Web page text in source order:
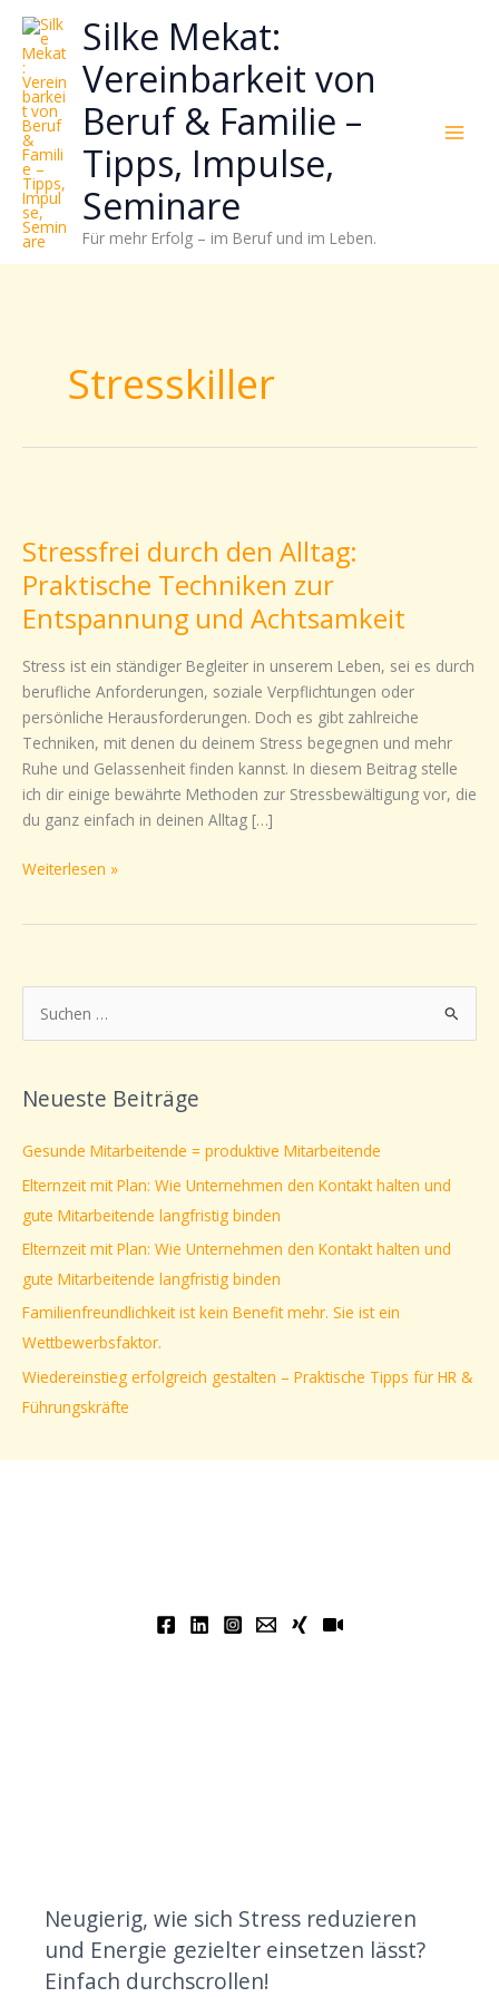
Zum
Inhalt
springen
Silke Mekat:
Vereinbarkeit von
Beruf & Familie –
Tipps, Impulse,
Seminare
Für mehr Erfolg – im Beruf und im Leben.
Stresskiller
Stressfrei durch den Alltag:
Praktische Techniken zur
Entspannung und Achtsamkeit
Stress ist ein ständiger Begleiter in unserem Leben, sei es durch
berufliche Anforderungen, soziale Verpflichtungen oder
persönliche Herausforderungen. Doch es gibt zahlreiche
Techniken, mit denen du deinem Stress begegnen und mehr
Ruhe und Gelassenheit finden kannst. In diesem Beitrag stelle
ich dir einige bewährte Methoden zur Stressbewältigung vor, die
du ganz einfach in deinen Alltag […]
den
Alltag:
Praktische
Techniken
Entspannung
und
Achtsamkeit
Weiterlesen »
u
h
n
a
c
h
:
Neueste Beiträge
Gesunde Mitarbeitende = produktive Mitarbeitende
Elternzeit mit Plan: Wie Unternehmen den Kontakt halten und
gute Mitarbeitende langfristig binden
Elternzeit mit Plan: Wie Unternehmen den Kontakt halten und
gute Mitarbeitende langfristig binden
Familienfreundlichkeit ist kein Benefit mehr. Sie ist ein
Wettbewerbsfaktor.
Wiedereinstieg erfolgreich gestalten – Praktische Tipps für HR &
Führungskräfte
Neugierig, wie sich Stress reduzieren
und Energie gezielter einsetzen lässt?
Einfach durchscrollen!
wie
sich
Stress
reduzieren
Energie
gezielter
einsetzen
lässt?
Einfach